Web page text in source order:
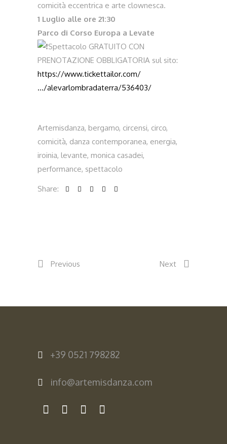
comicità eccentrica e arte clownesca.
1 Luglio alle ore 21:30
Parco di Corso Europa a Levate
Spettacolo GRATUITO CON
PRENOTAZIONE OBBLIGATORIA sul sito:
https://www.tickettailor.com/
…/alevarlombradaterra/536403/
Artemisdanza, bergamo, circensi, circo,
comicità, danza contemporanea, energia,
iroinia, levante, monica casadei,
performance, spettacolo
Share:
Previous Next
+39 0521 798282
info@artemisdanza.com